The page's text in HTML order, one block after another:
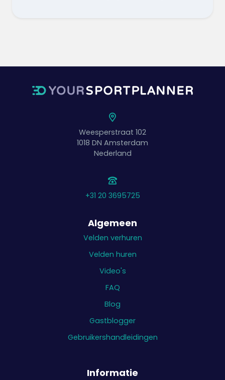
Weesperstraat 102
1018 DN Amsterdam
Nederland
+31 20 3695725
Algemeen
Velden verhuren
Velden huren
Video's
FAQ
Blog
Gastblogger
Gebruikershandleidingen
Informatie